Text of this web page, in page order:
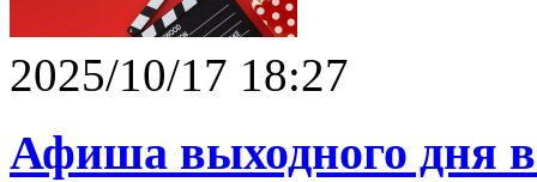
2025/10/17 18:27
Афиша выходного дня